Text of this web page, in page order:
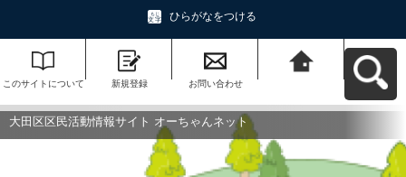
ひらがなをつける
このサイトについて 新規登録 お問い合わせ
ットへ戻る
大田区区民活動情報サイト オーちゃんネット